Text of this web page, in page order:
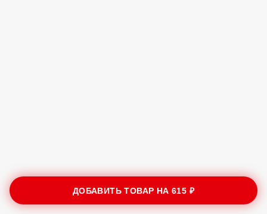
ДОБАВИТЬ ТОВАР НА615 ₽